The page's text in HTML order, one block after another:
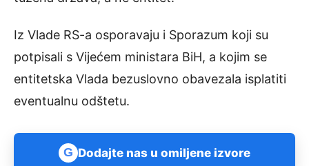
Iz Vlade RS-a osporavaju i Sporazum koji su
potpisali s Vijećem ministara BiH, a kojim se
entitetska Vlada bezuslovno obavezala isplatiti
eventualnu odštetu.
G Dodajte nas u omiljene izvore